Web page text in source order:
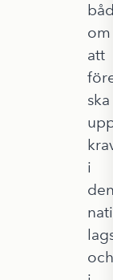
om
att
ska
i
och